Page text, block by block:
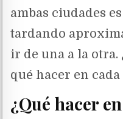
ambas ciudades
tardando
ir de una a la
qué hacer en
¿Qué hacer